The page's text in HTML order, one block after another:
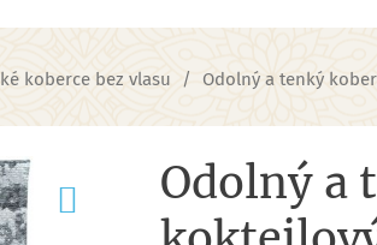
koberce bez vlasu Odolný a tenký
Odolný a